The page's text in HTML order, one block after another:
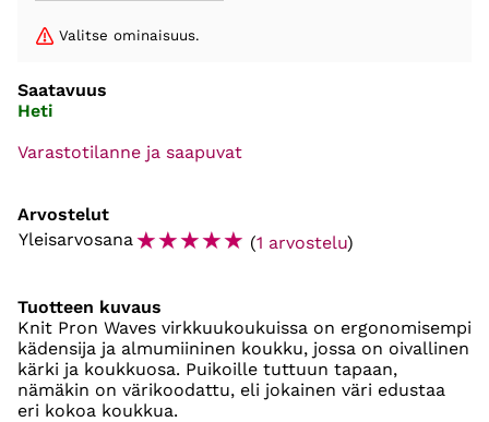
Valitse ominaisuus.
Saatavuus
Heti
Varastotilanne ja saapuvat
Arvostelut
Yleisarvosana ☆☆☆☆☆ (1 arvostelu)
Tuotteen kuvaus
Knit Pron Waves virkkuukoukuissa on ergonomisempi
kädensija ja almumiininen koukku, jossa on oivallinen
kärki ja koukkuosa. Puikoille tuttuun tapaan,
nämäkin on värikoodattu, eli jokainen väri edustaa
eri kokoa koukkua.